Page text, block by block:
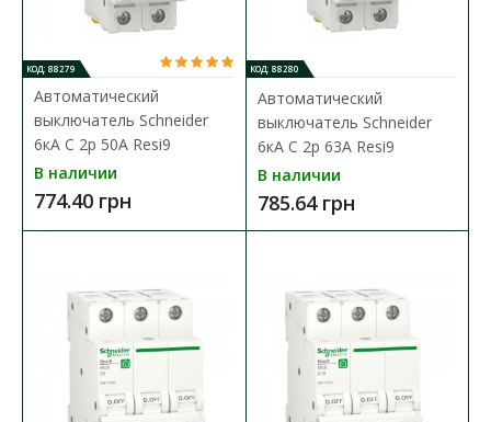
248.98 грн
В КОРЗИНУ
В сравнения
КОД: 88279
Автоматический
выключатель Schneider
6кА C 2p 50А Resi9
В наличии
774.40 грн
КОД: 88280
Автоматический
выключатель Schneider
6кА C 2p 63А Resi9
В наличии
785.64 грн